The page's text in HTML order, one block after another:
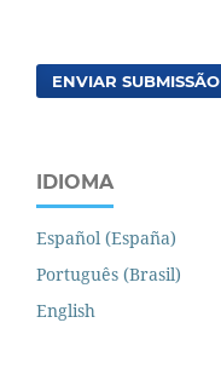
ENVIAR SUBMISSÃO
IDIOMA
Español (España)
Português (Brasil)
English